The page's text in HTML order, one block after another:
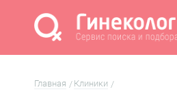
Главная Клиники